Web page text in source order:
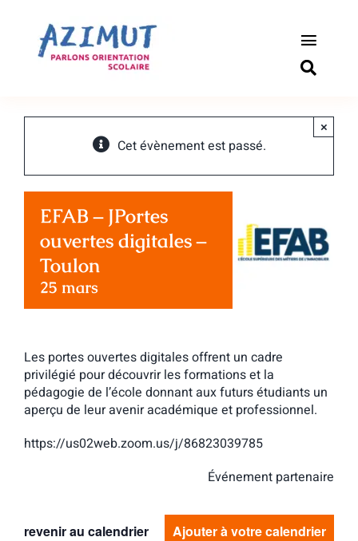
contenu
Toggle
Outils
Actualités
Cet évènement est passé.
×
EFAB – JPortes
ouvertes digitales –
Toulon
25 mars
Les portes ouvertes digitales offrent un cadre
privilégié pour découvrir les formations et la
pédagogie de l’école donnant aux futurs étudiants un
aperçu de leur avenir académique et professionnel.
https://us02web.zoom.us/j/86823039785
Événement partenaire
revenir au calendrier Ajouter à votre calendrier